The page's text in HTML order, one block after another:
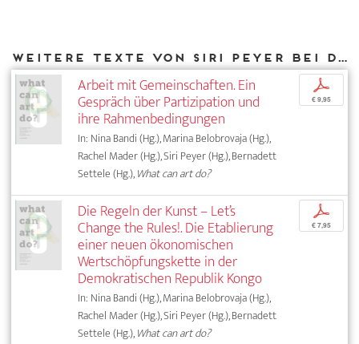
Weitere Texte von Siri Peyer bei DIAPHANES
Arbeit mit Gemeinschaften. Ein
Gespräch über Partizipation und
ihre Rahmenbedingungen
In: Nina Bandi (Hg.), Marina Belobrovaja (Hg.),
Rachel Mader (Hg.), Siri Peyer (Hg.), Bernadett
Settele (Hg.),What can art do?
p
€ 9,95
Die Regeln der Kunst – Let’s
Change the Rules!. Die Etablierung
einer neuen ökonomischen
Wertschöpfungskette in der
Demokratischen Republik Kongo
In: Nina Bandi (Hg.), Marina Belobrovaja (Hg.),
Rachel Mader (Hg.), Siri Peyer (Hg.), Bernadett
Settele (Hg.),What can art do?
p
€ 7,95